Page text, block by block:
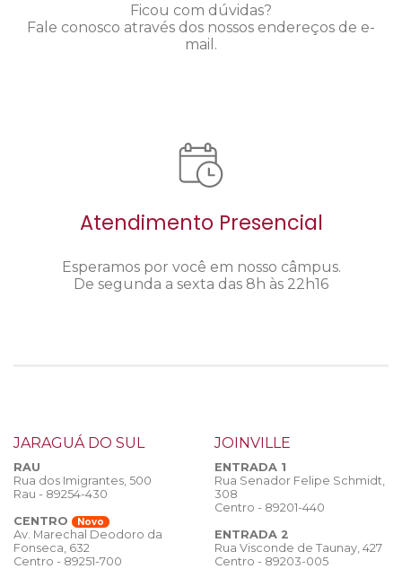
Ficou com dúvidas?
Fale conosco através dos nossos endereços de e-
mail.
Atendimento Presencial
Esperamos por você em nosso câmpus.
De segunda a sexta das 8h às 22h16
JARAGUÁ DO SUL
RAU
Rua dos Imigrantes, 500
Rau - 89254-430
CENTRO
Novo
Av. Marechal Deodoro da
Fonseca, 632
Centro - 89251-700
JOINVILLE
ENTRADA 1
Rua Senador Felipe Schmidt,
308
Centro - 89201-440
ENTRADA 2
Rua Visconde de Taunay, 427
Centro - 89203-005